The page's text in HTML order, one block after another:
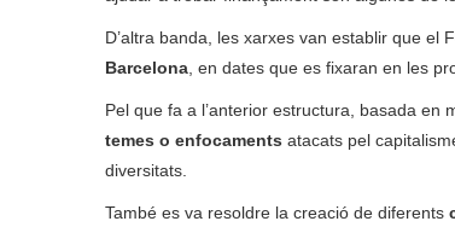
D’altra banda, les xarxes van establir que el
Barcelona , en dates que es fixaran en les
Pel que fa a l’anterior estructura, basada
temes o enfocaments atacats pel
diversitats.
També es va resoldre la creació de diferents